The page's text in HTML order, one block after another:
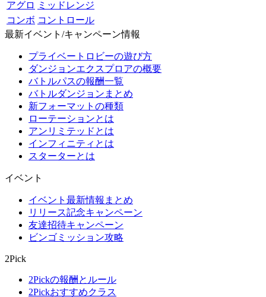
アグロ
ミッドレンジ
コンボ コントロール
最新イベント/キャンペーン情報
プライベートロビーの遊び方
ダンジョンエクスプロアの概要
バトルパスの報酬一覧
バトルダンジョンまとめ
新フォーマットの種類
ローテーションとは
アンリミテッドとは
インフィニティとは
スターターとは
イベント
イベント最新情報まとめ
リリース記念キャンペーン
友達招待キャンペーン
ビンゴミッション攻略
2Pick
2Pickの報酬とルール
2Pickおすすめクラス